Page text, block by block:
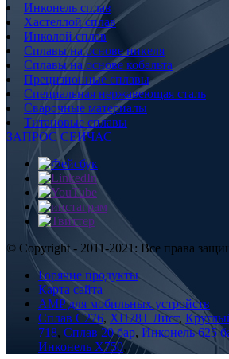
Инконель сплав
Хастеллой сплав
Инколой сплав
Сплавы на основе никеля
Сплавы на основе кобальта
Прецизионные сплавы
Специальная нержавеющая сталь
Сварочные материалы
Титановые сплавы
ЗАПРОС СЕЙЧАС
© Copyright - 2011-2021: Все права
Горячие продукты
Карта сайта
AMP для мобильных устройств
Сплав С276, XH78T Лист,
718, Сплав 20 бар, Инконель 625
Инконель X750,